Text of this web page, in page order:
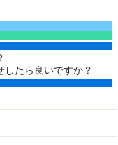
たら良いですか？